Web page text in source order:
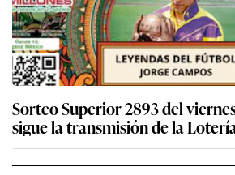
Sorteo Superior 2893 del
sigue la transmisión de la